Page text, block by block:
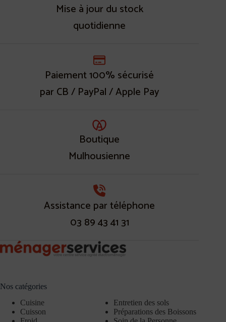
Mise à jour du stock
quotidienne
Paiement 100% sécurisé
par CB / PayPal / Apple Pay
Boutique
Mulhousienne
Assistance par téléphone
03 89 43 41 31
Nos catégories
Cuisine
Cuisson
Entretien des sols
Préparations des Boissons